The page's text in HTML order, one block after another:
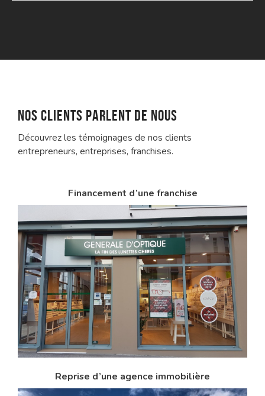
Nos clients parlent de nous
Découvrez les témoignages de nos clients
entrepreneurs, entreprises, franchises.
Financement d’une franchise
Reprise d’une agence immobilière